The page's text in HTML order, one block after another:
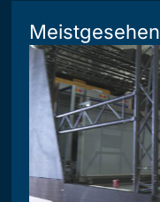
Meistgesehen